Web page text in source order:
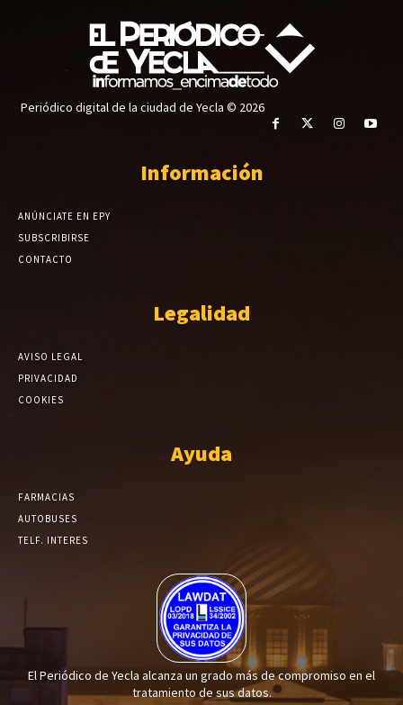
Periódico digital de la ciudad de Yecla © 2026
Información
ANÚNCIATE EN EPY
SUBSCRIBIRSE
CONTACTO
Legalidad
AVISO LEGAL
PRIVACIDAD
COOKIES
Ayuda
FARMACIAS
AUTOBUSES
TELF. INTERES
El Periódico de Yecla alcanza un grado más de compromiso en el
tratamiento de sus datos.